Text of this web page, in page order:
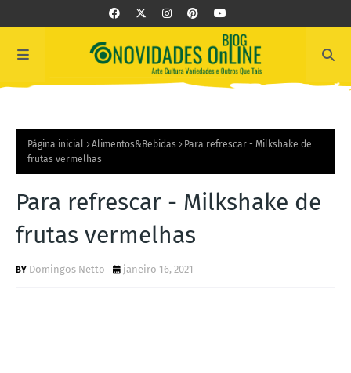
Página inicial Alimentos&Bebidas
Para refrescar - Milkshake de
frutas vermelhas
Para refrescar - Milkshake de
frutas vermelhas
Domingos Netto janeiro 16, 2021